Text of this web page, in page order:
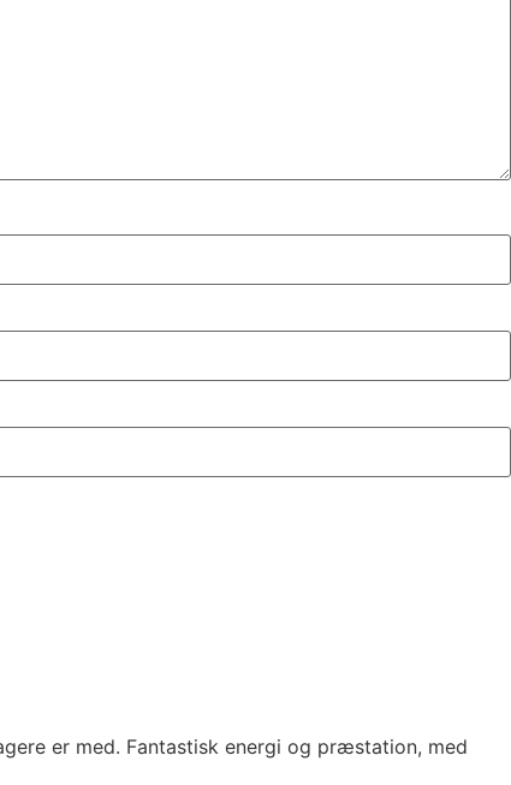
er med. Fantastisk energi og præstation, med